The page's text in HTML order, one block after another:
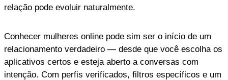
relação pode evoluir naturalmente.
Conhecer mulheres online pode sim ser o início de um
relacionamento verdadeiro — desde que você escolha os
aplicativos certos e esteja aberto a conversas com
intenção. Com perfis verificados, filtros específicos e um